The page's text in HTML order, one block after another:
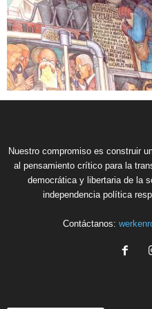
Nuestro compromiso es construir
al pensamiento crítico para la
democrática y libertaria de la
independencia política
Contáctanos: